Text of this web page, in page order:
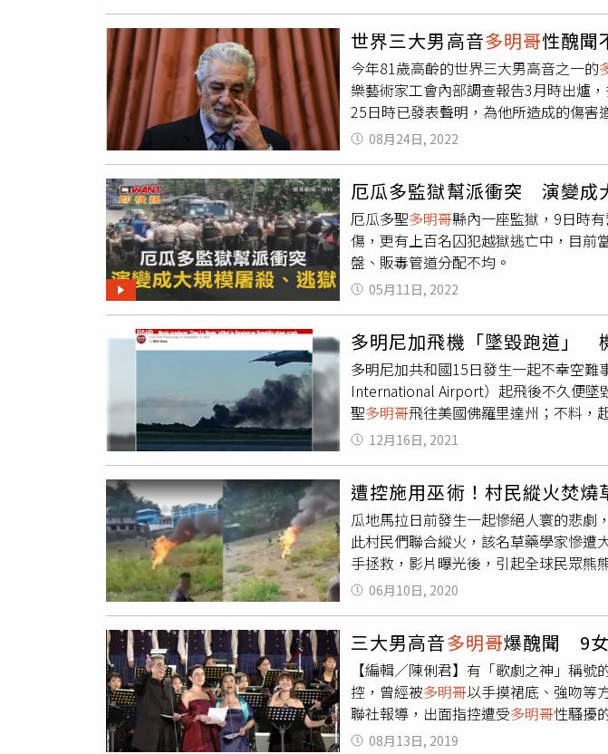
後三百到四百年；第七到紐西蘭，公元
民是來自中國大陸，甚至原民委員，原
南島語系，是很多國家的發源地。前
個小時，我實在很難想像，這麼久以前
佩。馬紹爾群島，從飛機上看下來就是
串成一串珍珠，其實那些都是綠色的
帛琉，都是我們的邦交國，都是南島語
是啦）到目前為止，台灣本身在信史時
登上台南，東印度公司見熱蘭遮城（安
是新港社西拉雅族使用羅馬字拼音寫母
被稱為新港文書，這在歷史上很出名、
西班牙人也登上台灣北部，建聖薩爾瓦多
國說，台灣自古就是中國不可分割的
係？1662年鄭成功率兵擊敗荷蘭人，
人稱為台灣王國，直到1683年施琅擊
台灣府南路撫民理翻同知，統治東部地
條約割讓給日本，所以台灣跟中國的關
看，關係本來就不深，如果說要有任何
把台澎割讓給日本的時候，台灣人守護
國，當時大總統叫做唐景崧，清帝國把
可是兩個禮拜而已，他們就回中國了
山事件在學甲，參與者都是以竹蒿湊菜
就跟他們拚。台灣人從很久以前，就有
黃重諺幾個月前的一篇臉書所說，這篇
件，他的臉書寫：我的曾祖父姓楊，當
出生前沒多久，他的父親（也就是黃諮
病故，而是死於那個時代。因為1895
日本軍團。儘管面對的是一年前剛跌破
伴，還是在某些襲擾日軍推進的行動
人家說，當時躲在路邊圳溝裡的高祖父
無法體會的痛，捂著被刺刀劃開的一身
告別後斷氣。不久後，高祖母產下一輩
現獨特韌性的烏克蘭音樂文化。一套
芬的「第四號鋼琴協奏曲」，樂風充滿
充滿濃郁的民族情緒，以傾聽芬蘭大眾
人民的心聲與訴求。「烏克蘭國家交響
次還在表演結束、布幕落下時偷親她。
到影響，但她聲稱自己被第一批揭露多
也是眾所周知的事，那就是絕對不要單
過去就曾在2020年「美國音樂藝術家
間曾目睹或親身經歷過
表示，他尊重女性發聲的決定，並對
（ElMundo）採訪時，又否認性騷擾任
樂藝術家協會」的調查有局限性，幾乎
去了洛杉磯歌劇院總經理一職，其演出
明哥 於又在去年6月返回西班牙參加一
世界三大男高音多明哥性醜聞
今年81歲高齡的世界三大男高音之一的
樂藝術家工會內部調查報告3月時出爐
25日時已發表聲明，為他所造成的傷害
界三大男高音之一的
被多達39
人口販賣、性剝削等犯罪行為集團的
音。根據阿根廷警方公佈的一段錄音顯
（SusanaMendelievich）談話。門德利
組織性剝削活動的負責人。多明哥 爆性
表示，「我們從晚宴中離開之後，會分
而且他們都會待在同一個樓層」，當這
案件估計約有170名阿根廷受害者，
削。有些「客戶」特地從美國到阿根廷
交易。多明哥爆性騷後又被阿根廷警方
藥物，其中包括一種服用之後可以睡上
涉案人身分也尚未被揭露。多明哥近年
露，仍在持續調查，「多明哥 多沒有犯
法，目前相關部門也沒有對
08月24日, 2022
厄瓜多監獄幫派衝突 演變成
厄瓜多聖多明哥縣內一座監獄，9日時
傷，更有上百名囚犯越獄逃亡中，目前
盤、販毒管道分配不均。
05月11日, 2022
多明尼加飛機「墜毀跑道」
多明尼加共和國15日發生一起不幸空難
International Airport）起飛後不久便墜
聖多明哥飛往美國佛羅里達州；不料，
Americas International Airport）跑道
12月16日, 2021
遭控施用巫術！村民縱火焚
瓜地馬拉日前發生一起慘絕人寰的悲劇
此村民們聯合縱火，該名草藥學家慘遭
手拯救，影片曝光後，引起全球民眾熊
（DomingoChoc Che）被村民們縱火
發生，有人見狀嚇得驚聲尖叫，但卻
百般刁難，目前當地警方已經著手調查
關注，揚言要為死去的周克契討回公
（UniversityCollege London）邀請參
年的天然藥物與醫學智慧繼續傳承下去
06月10日, 2020
三大男高音多明哥爆醜聞 9女
【編輯／陳俐君】有「歌劇之神」稱號
控，曾經被多明哥以手摸裙底、強吻等
聯社報導，出面指控遭受多明哥性騷擾
控，多明哥 常常會以深夜打電話的方
08月13日, 2019